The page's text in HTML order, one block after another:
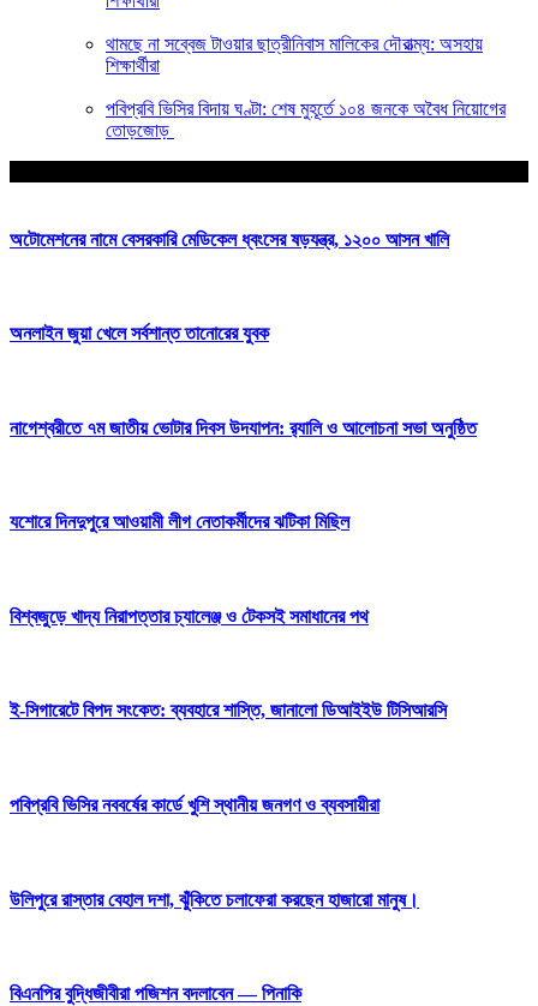
থামছে না সব্বেজ টাওয়ার ছাত্রীনিবাস মালিকের দৌরাত্ম্য: অসহায়
শিক্ষার্থীরা
পবিপ্রবি ভিসির বিদায় ঘণ্টা: শেষ মুহূর্তে ১০৪ জনকে অবৈধ নিয়োগের
তোড়জোড়
অটোমেশনের নামে বেসরকারি মেডিকেল ধ্বংসের ষড়যন্ত্র, ১২০০ আসন খালি
অনলাইন জুয়া খেলে সর্বশান্ত তানোরের যুবক
নাগেশ্বরীতে ৭ম জাতীয় ভোটার দিবস উদযাপন: র‍্যালি ও আলোচনা সভা অনুষ্ঠিত
যশোরে দিনদুপুরে আওয়ামী লীগ নেতাকর্মীদের ঝটিকা মিছিল
বিশ্বজুড়ে খাদ্য নিরাপত্তার চ্যালেঞ্জ ও টেকসই সমাধানের পথ
ই-সিগারেটে বিপদ সংকেত: ব্যবহারে শাস্তি, জানালো ডিআইইউ টিসিআরসি
পবিপ্রবি ভিসির নববর্ষের কার্ডে খুশি স্থানীয় জনগণ ও ব্যবসায়ীরা
উলিপুরে রাস্তার বেহাল দশা, ঝুঁকিতে চলাফেরা করছেন হাজারো মানুষ।
বিএনপির বুদ্ধিজীবীরা পজিশন বদলাবেন — পিনাকি